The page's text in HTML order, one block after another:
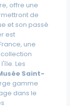
offre une
de
et son passé
est
une
Les
Saint-
gamme
dans le